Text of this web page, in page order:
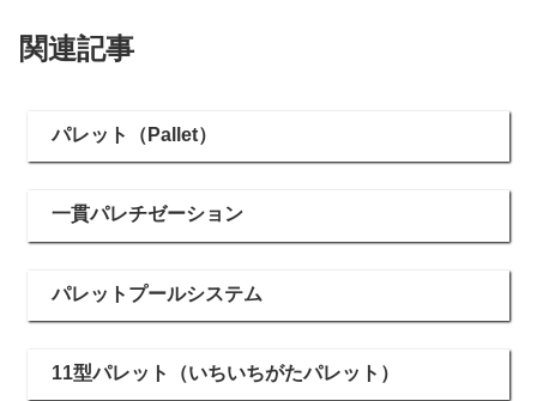
関連記事
パレット（Pallet）
一貫パレチゼーション
パレットプールシステム
11型パレット（いちいちがたパレット）